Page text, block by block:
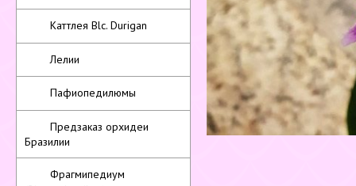
Каттлея Blc. Durigan
Лелии
Пафиопедилюмы
Предзаказ орхидеи
Бразилии
Фрагмипедиум